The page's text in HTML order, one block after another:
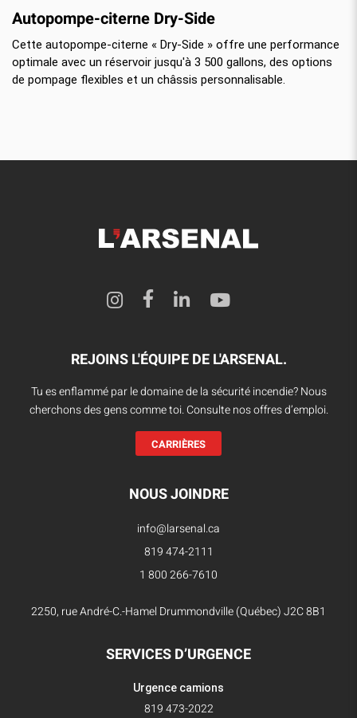
Autopompe-citerne Dry-Side
Cette autopompe-citerne « Dry-Side » offre une performance
optimale avec un réservoir jusqu'à 3 500 gallons, des options
de pompage flexibles et un châssis personnalisable.
REJOINS L'ÉQUIPE DE L'ARSENAL.
Tu es enflammé par le domaine de la sécurité incendie? Nous
cherchons des gens comme toi. Consulte nos offres d’emploi.
CARRIÈRES
NOUS JOINDRE
info@larsenal.ca
819 474-2111
1 800 266-7610
2250, rue André-C.-Hamel Drummondville (Québec) J2C 8B1
SERVICES D’URGENCE
Urgence camions
819 473-2022